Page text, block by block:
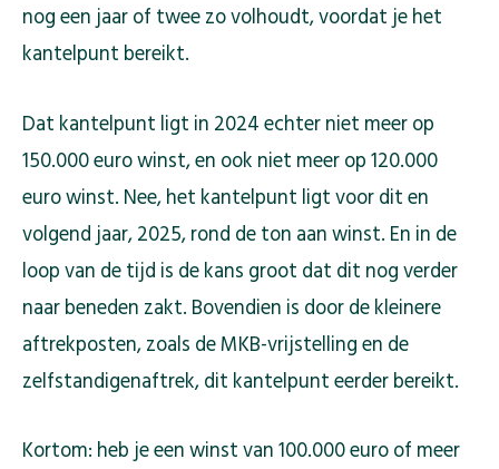
nog een jaar of twee zo volhoudt, voordat je het
kantelpunt bereikt.
Dat kantelpunt ligt in 2024 echter niet meer op
150.000 euro winst, en ook niet meer op 120.000
euro winst. Nee, het kantelpunt ligt voor dit en
volgend jaar, 2025, rond de ton aan winst. En in de
loop van de tijd is de kans groot dat dit nog verder
naar beneden zakt. Bovendien is door de kleinere
aftrekposten, zoals de MKB-vrijstelling en de
zelfstandigenaftrek, dit kantelpunt eerder bereikt.
Kortom: heb je een winst van 100.000 euro of meer